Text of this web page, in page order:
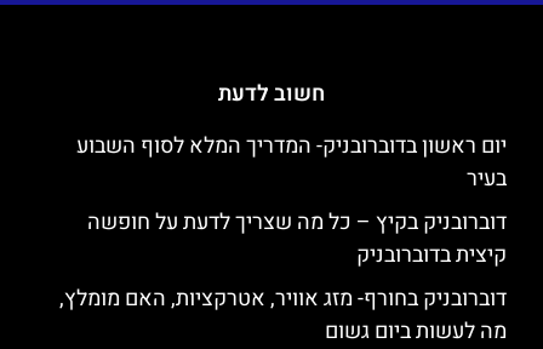
חשוב לדעת
יום ראשון בדוברובניק- המדריך המלא לסוף השבוע
בעיר
דוברובניק בקיץ – כל מה שצריך לדעת על חופשה
קיצית בדוברובניק
דוברובניק בחורף- מזג אוויר, אטרקציות, האם מומלץ,
מה לעשות ביום גשום